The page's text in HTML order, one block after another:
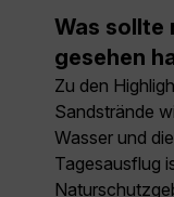
Was sollte
gesehen
Zu den
Sandstrände
Wasser und
Tagesausflug